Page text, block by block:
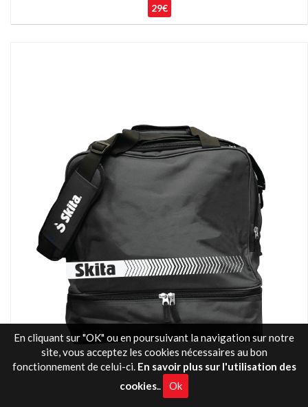
En cliquant sur "OK" ou en poursuivant la navigation sur notre
site, vous acceptez les cookies nécessaires au bon
fonctionnement de celui-ci. En savoir plus sur l'utilisation des
cookies.. Ok
29€